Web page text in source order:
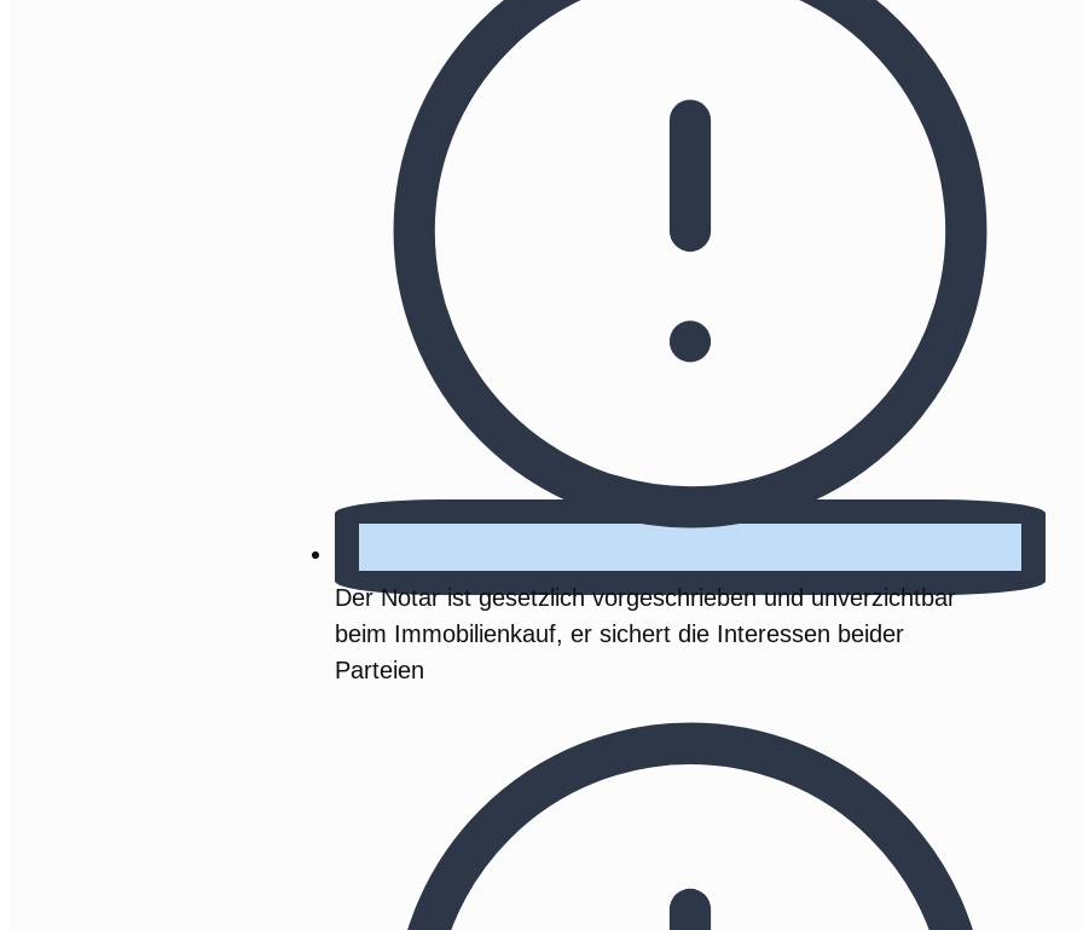
Der Notar ist gesetzlich vorgeschrieben und unverzichtbar
beim Immobilienkauf, er sichert die Interessen beider
Parteien